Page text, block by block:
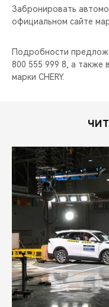
Забронировать
официальном сайте
Подробности
800 555 999 8, а также
марки CHERY.